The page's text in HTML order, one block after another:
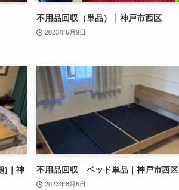
不用品回収（単品）｜神戸市西区
2023年6月9日
)｜神
不用品回収 ベッド単品｜神戸市西区
2023年8月6日